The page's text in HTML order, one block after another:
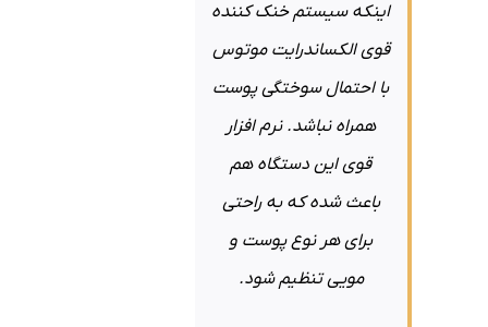
اینکه سیستم خنک کننده
قوی الکساندرایت موتوس
با احتمال سوختگی پوست
همراه نباشد. نرم افزار
قوی این دستگاه هم
باعث شده که به راحتی
برای هر نوع پوست و
مویی تنظیم شود.